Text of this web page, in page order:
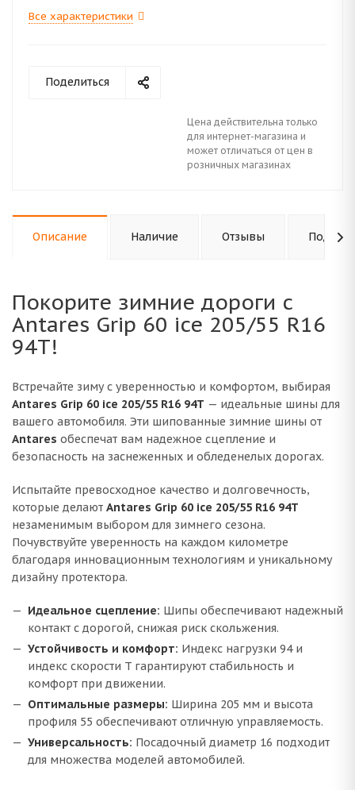
Все характеристики
Поделиться
Цена действительна только
для интернет-магазина и
может отличаться от цен в
розничных магазинах
Описание Наличие Отзывы
Покорите зимние дороги с
Antares Grip 60 ice 205/55 R16
94T!
Встречайте зиму с уверенностью и комфортом, выбирая
Antares Grip 60 ice 205/55 R16 94T — идеальные шины для
вашего автомобиля. Эти шипованные зимние шины от
Antares обеспечат вам надежное сцепление и
безопасность на заснеженных и обледенелых дорогах.
Испытайте превосходное качество и долговечность,
которые делают Antares Grip 60 ice 205/55 R16 94T
незаменимым выбором для зимнего сезона.
Почувствуйте уверенность на каждом километре
благодаря инновационным технологиям и уникальному
дизайну протектора.
Идеальное сцепление: Шипы обеспечивают надежный
контакт с дорогой, снижая риск скольжения.
Устойчивость и комфорт: Индекс нагрузки 94 и
индекс скорости T гарантируют стабильность и
комфорт при движении.
Оптимальные размеры: Ширина 205 мм и высота
профиля 55 обеспечивают отличную управляемость.
Универсальность: Посадочный диаметр 16 подходит
для множества моделей автомобилей.